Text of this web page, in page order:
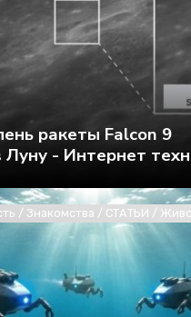
ракеты Falcon 9
Луну - Интернет
/ Знакомства / СТАТЬИ /